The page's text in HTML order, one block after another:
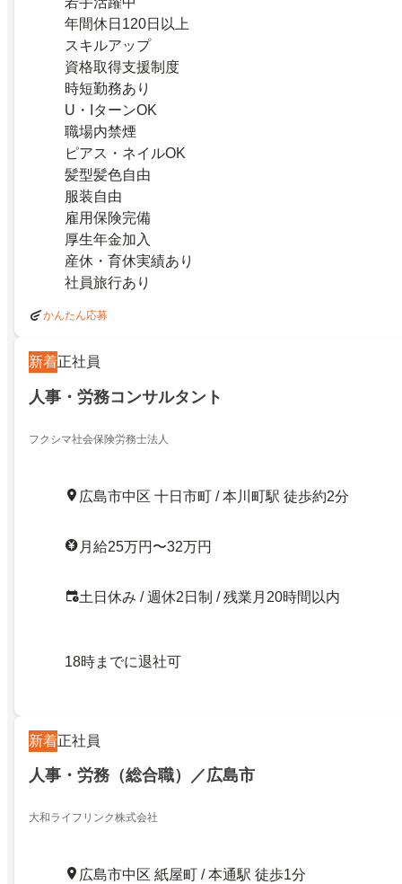
年間休日120日以上
スキルアップ
資格取得支援制度
時短勤務あり
U・IターンOK
職場内禁煙
ピアス・ネイルOK
髪型髪色自由
服装自由
雇用保険完備
厚生年金加入
産休・育休実績あり
社員旅行あり
かんたん応募
新着正社員
人事・労務コンサルタント
フクシマ社会保険労務士法人
広島市中区 十日市町 / 本川町駅 徒歩約2分
月給25万円〜32万円
土日休み / 週休2日制 / 残業月20時間以内
18時までに退社可
新着正社員
人事・労務（総合職）／広島市
大和ライフリンク株式会社
広島市中区 紙屋町 / 本通駅 徒歩1分